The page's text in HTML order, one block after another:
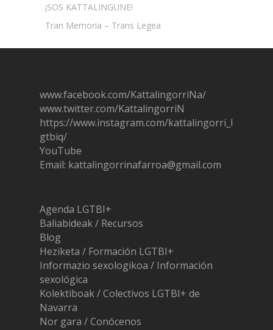
¡SOS KATTALINGUNE!
Tran Memoria – Trans Legea
www.facebook.com/KattalingorriNa/
www.twitter.com/KattalingorriN
https://www.instagram.com/kattalingorri_l
gtbiq/
YouTube
Email: kattalingorrinafarroa@gmail.com
Agenda LGTBI+
Baliabideak / Recursos
Blog
Heziketa / Formación LGTBI+
Informazio sexologikoa / Información
sexológica
Kolektiboak / Colectivos LGTBI+ de
Navarra
Nor gara / Conócenos